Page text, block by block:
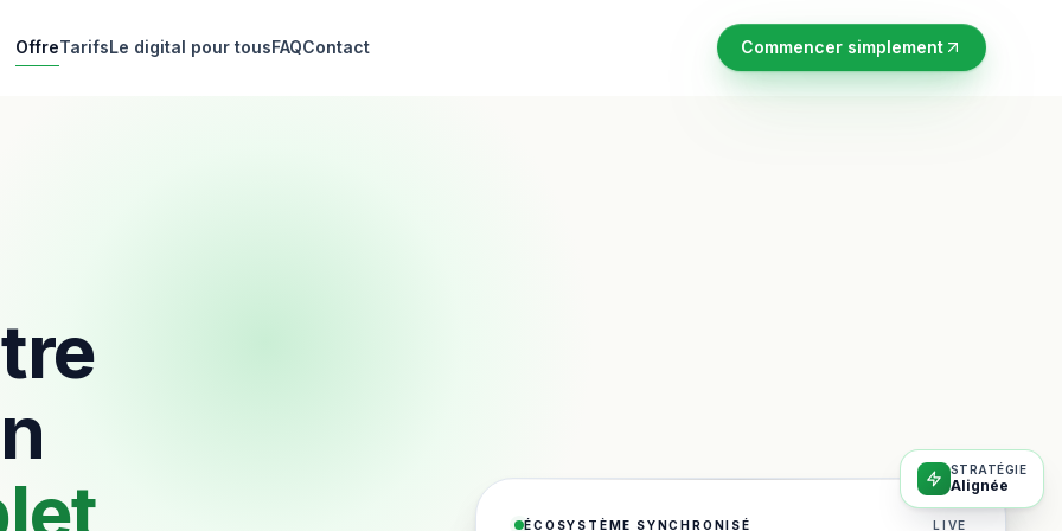
OffreTarifsLe digital pour tousFAQContact Commencer simplement
ÉCOSYSTÈME SYNCHRONISÉ LIVE
STRATÉGIE
Alignée